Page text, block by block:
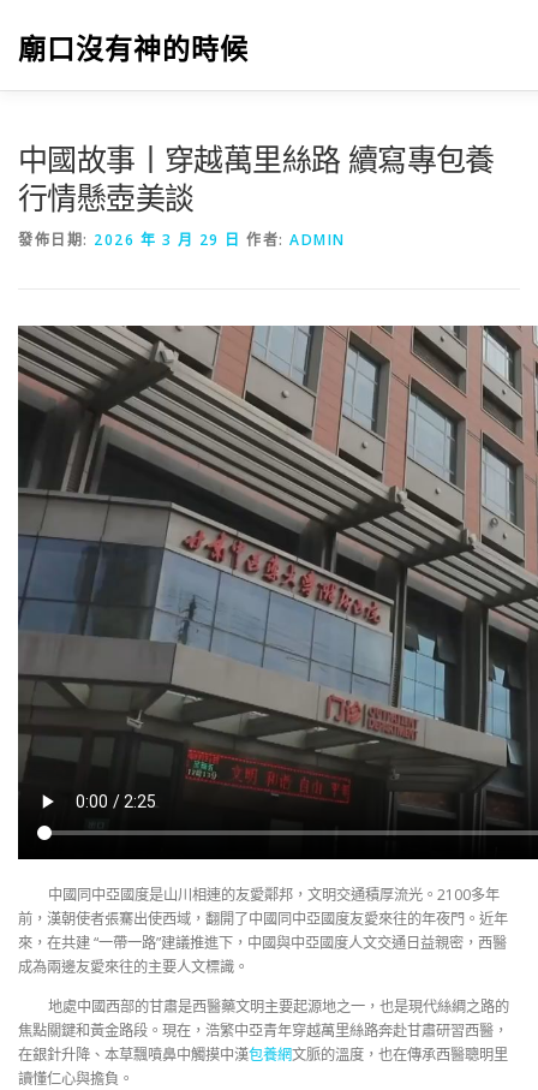
廟口沒有神的時候
中國故事丨穿越萬里絲路 續寫專包養
行情懸壺美談
發佈日期: 2026 年 3 月 29 日 作者: ADMIN
中國同中亞國度是山川相連的友愛鄰邦，文明交通積厚流光。2100多年
前，漢朝使者張騫出使西域，翻開了中國同中亞國度友愛來往的年夜門。近年
來，在共建 “一帶一路”建議推進下，中國與中亞國度人文交通日益親密，西醫
成為兩邊友愛來往的主要人文標識。
地處中國西部的甘肅是西醫藥文明主要起源地之一，也是現代絲綢之路的
焦點關鍵和黃金路段。現在，浩繁中亞青年穿越萬里絲路奔赴甘肅研習西醫，
在銀針升降、本草飄噴鼻中觸摸中漢包養網文脈的溫度，也在傳承西醫聰明里
讀懂仁心與擔負。